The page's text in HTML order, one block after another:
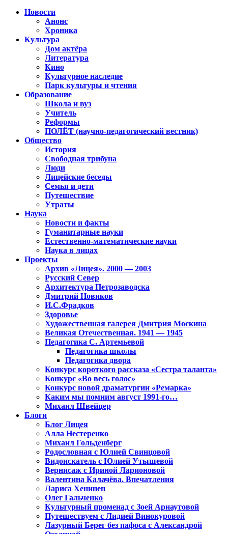
Новости
Анонс
Хроника
Культура
Дом актёра
Литература
Кино
Культурное наследие
Парк культуры и чтения
Образование
Школа и вуз
Учитель
Реформы
ПОЛЁТ (научно-педагогический вестник)
Общество
История
Свободная трибуна
Люди
Лицейские беседы
Семья и дети
Путешествие
Утраты
Наука
Новости и факты
Гуманитарные науки
Естественно-математические науки
Наука в лицах
Проекты
Архив «Лицея». 2000 — 2003
Русский Север
Архитектура Петрозаводска
Дмитрий Новиков
И.С.Фрадков
Здоровье
Художественная галерея Дмитрия Москина
Великая Отечественная. 1941 — 1945
Педагогика С. Артемьевой
Педагогика школы
Педагогика двора
Конкурс короткого рассказа «Сестра таланта»
Конкурс «Во весь голос»
Конкурс новой драматургии «Ремарка»
Каким мы помним август 1991-го…
Михаил Швейцер
Блоги
Блог Лицея
Алла Нестеренко
Михаил Гольденберг
Родословная с Юлией Свинцовой
Видоискатель с Юлией Утышевой
Вернисаж с Ириной Ларионовой
Валентина Калачёва. Впечатления
Лариса Хенинен
Олег Гальченко
Культурный променад с Зоей Арнаутовой
Путешествуем с Лидией Винокуровой
Лазурный Берег без пафоса с Александрой